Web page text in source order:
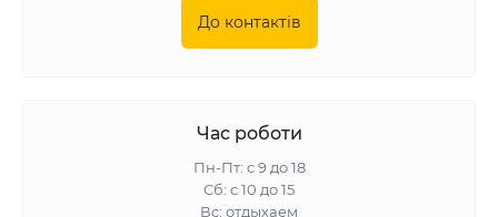
До контактів
Час роботи
Пн-Пт: с 9 до 18
Сб: с 10 до 15
Вс: отдыхаем